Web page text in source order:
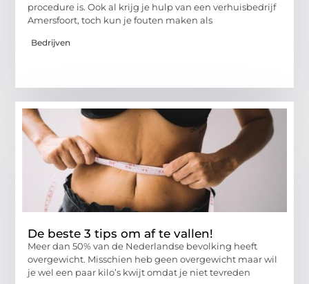
procedure is. Ook al krijg je hulp van een verhuisbedrijf
Amersfoort, toch kun je fouten maken als
Bedrijven
De beste 3 tips om af te vallen!
Meer dan 50% van de Nederlandse bevolking heeft
overgewicht. Misschien heb geen overgewicht maar wil
je wel een paar kilo’s kwijt omdat je niet tevreden